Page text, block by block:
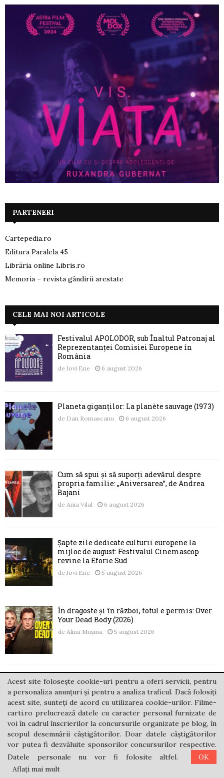
PARTENERI
Cartepedia.ro
Editura Paralela 45
Librăria online Libris.ro
Memoria – revista gândirii arestate
CELE MAI NOI ARTICOLE
Festivalul APOLODOR, sub Înaltul Patronaj al
Reprezentanței Comisiei Europene în
România
de Jovi Ene 6 august 2026
Planeta giganților: La planète sauvage (1973)
de Dan Romascanu 6 august 2026
Cum să spui și să suporți adevărul despre
propria familie: „Aniversarea”, de Andrea
Bajani
de Ania Vilal 6 august 2026
Șapte zile dedicate culturii europene la
mijloc de august: Festivalul Cinemascop
revine la Eforie Sud
de Jovi Ene 5 august 2026
În dragoste și în război, totul e permis: Over
Your Dead Body (2026)
de Alina Mușina 5 august 2026
„scrisoare de restituire”, de Andreea Catrina:
simplitatea frumuseții și sinele restituit
de Carina Josan 5 august 2026
Noul sezon editorial la Humanitas Fiction
deJovi Ene 4 august 2026
Acest site folosește cookie-uri pentru a oferi servicii, pentru
a personaliza anunțuri și pentru a analiza traficul. Dacă folosiți
acest site, sunteți de acord cu utilizarea cookie-urilor. Filme-
carti.ro prelucrează datele cu caracter personal furnizate de
voi în cadrul înscrierilor la concursurile organizate pe blog, în
scopul desemnării câștigătorilor. Doar datele câștigătorilor
vor putea fi dezvăluite sponsorilor concursurilor respective.
Datele personale nu vor fi folosite altfel.
OK
Aflați mai mult